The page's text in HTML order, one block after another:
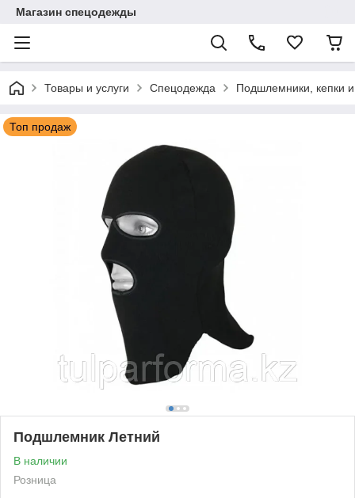
Магазин спецодежды
Товары и услуги Спецодежда Подшлемники, кепки
Топ продаж
Подшлемник Летний
В наличии
Розница